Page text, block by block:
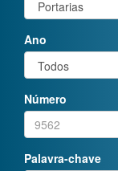
Ano
Número
Palavra-chave